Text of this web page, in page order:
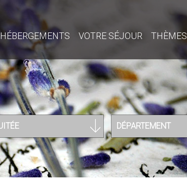
HÉBERGEMENTS VOTRE SÉJOUR THÈMES
DÉPARTEMENT